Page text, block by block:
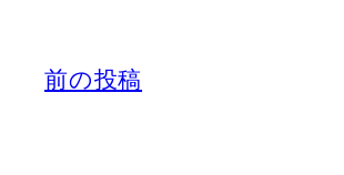
前の投稿